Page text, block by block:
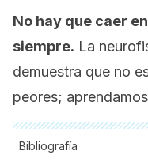
No hay que caer
siempre. La
demuestra que no
peores;
Bibliografía